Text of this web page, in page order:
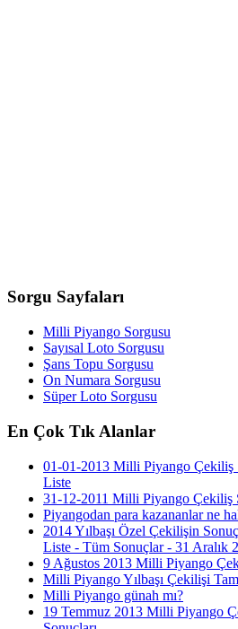
Sorgu Sayfaları
Milli Piyango Sorgusu
Sayısal Loto Sorgusu
Şans Topu Sorgusu
On Numara Sorgusu
Süper Loto Sorgusu
En Çok Tık Alanlar
01-01-2013 Milli Piyango Çekiliş
Liste
31-12-2011 Milli Piyango Çekiliş
Piyangodan para kazananlar ne
2014 Yılbaşı Özel Çekilişin
Liste - Tüm Sonuçlar - 31 Aralık
9 Ağustos 2013 Milli Piyango
Milli Piyango Yılbaşı Çekilişi
Milli Piyango günah mı?
19 Temmuz 2013 Milli Piyango